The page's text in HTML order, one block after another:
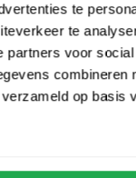
te
te
voor
combineren
op basis